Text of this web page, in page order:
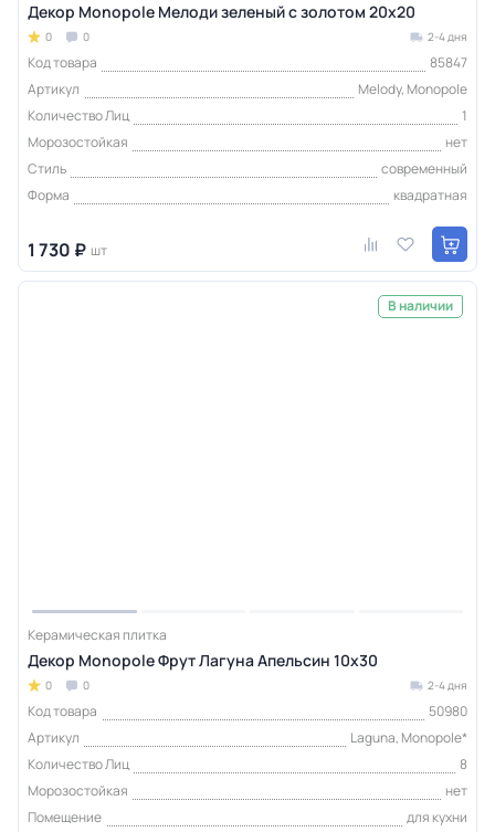
Декор Monopole Мелоди зеленый с золотом 20x20
0 0 2-4 дня
Код товара
85847
Артикул
Melody, Monopole
Количество Лиц
1
Морозостойкая
нет
Стиль
современный
Форма
квадратная
1 730 ₽ шт
В наличии
Керамическая плитка
Декор Monopole Фрут Лагуна Апельсин 10x30
0 0 2-4 дня
Код товара
50980
Артикул
Laguna, Monopole*
Количество Лиц
8
Морозостойкая
нет
Помещение
для кухни